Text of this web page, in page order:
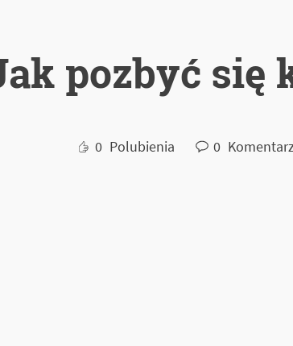
pozbyć się
0 Polubienia 0